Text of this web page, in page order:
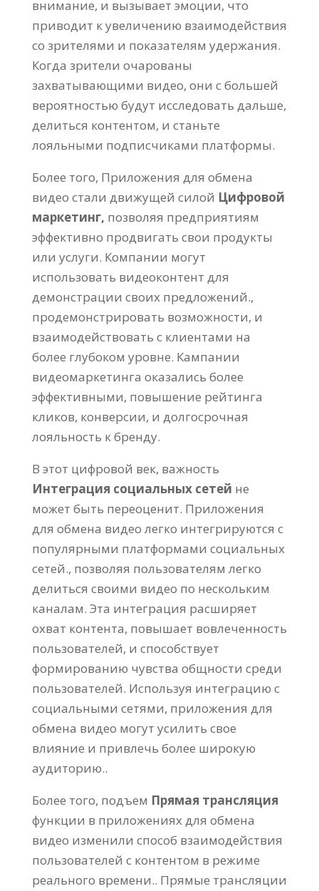
внимание, и вызывает эмоции, что
приводит к увеличению взаимодействия
со зрителями и показателям удержания.
Когда зрители очарованы
захватывающими видео, они с большей
вероятностью будут исследовать дальше,
делиться контентом, и станьте
лояльными подписчиками платформы.
Более того, Приложения для обмена
видео стали движущей силой Цифровой
маркетинг, позволяя предприятиям
эффективно продвигать свои продукты
или услуги. Компании могут
использовать видеоконтент для
демонстрации своих предложений.,
продемонстрировать возможности, и
взаимодействовать с клиентами на
более глубоком уровне. Кампании
видеомаркетинга оказались более
эффективными, повышение рейтинга
кликов, конверсии, и долгосрочная
лояльность к бренду.
В этот цифровой век, важность
Интеграция социальных сетей не
может быть переоценит. Приложения
для обмена видео легко интегрируются с
популярными платформами социальных
сетей., позволяя пользователям легко
делиться своими видео по нескольким
каналам. Эта интеграция расширяет
охват контента, повышает вовлеченность
пользователей, и способствует
формированию чувства общности среди
пользователей. Используя интеграцию с
социальными сетями, приложения для
обмена видео могут усилить свое
влияние и привлечь более широкую
аудиторию..
Более того, подъем Прямая трансляция
функции в приложениях для обмена
видео изменили способ взаимодействия
пользователей с контентом в режиме
реального времени.. Прямые трансляции